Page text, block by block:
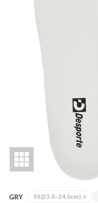
GRY SS(23.0~24.0cm) ×